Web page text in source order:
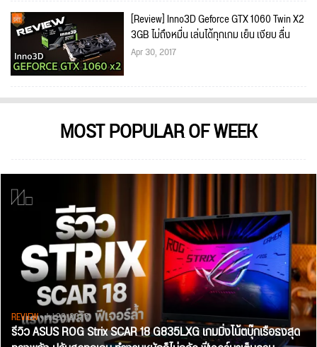
[Review] Inno3D Geforce GTX 1060 Twin X2
3GB ไม่ถึงหมื่น เล่นได้ทุกเกม เย็น เงียบ ลื่น
Apr 30, 2017
MOST POPULAR OF WEEK
REVIEW• Jul 28, 2026
รีวิว ASUS ROG Strix SCAR 18 G835LXG เกมมิ่งโน้ตบุ๊กเรือธงสุด